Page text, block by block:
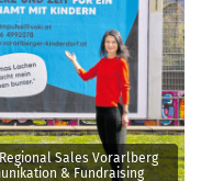
Sales Vorarlberg
& Fundraising